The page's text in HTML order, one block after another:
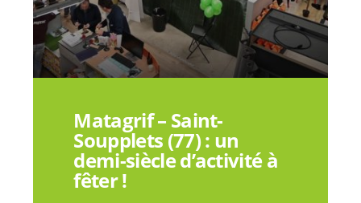
Matagrif – Saint-
Soupplets (77) : un
demi-siècle d’activité à
fêter !